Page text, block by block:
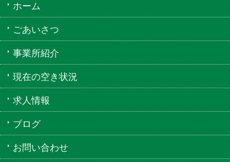
ホーム
ごあいさつ
事業所紹介
現在の空き状況
求人情報
ブログ
お問い合わせ